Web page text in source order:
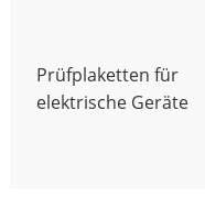
Prüfplaketten für
elektrische Geräte